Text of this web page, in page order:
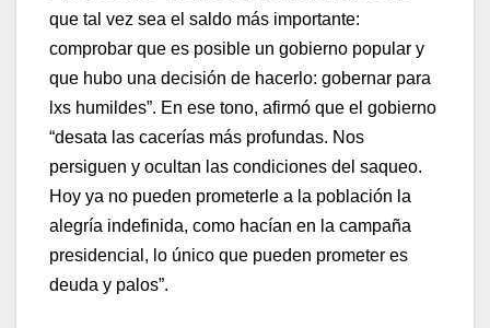
que tal vez sea el saldo más importante:
comprobar que es posible un gobierno popular y
que hubo una decisión de hacerlo: gobernar para
lxs humildes”. En ese tono, afirmó que el gobierno
“desata las cacerías más profundas. Nos
persiguen y ocultan las condiciones del saqueo.
Hoy ya no pueden prometerle a la población la
alegría indefinida, como hacían en la campaña
presidencial, lo único que pueden prometer es
deuda y palos”.